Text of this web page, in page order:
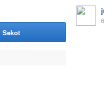
Sekot